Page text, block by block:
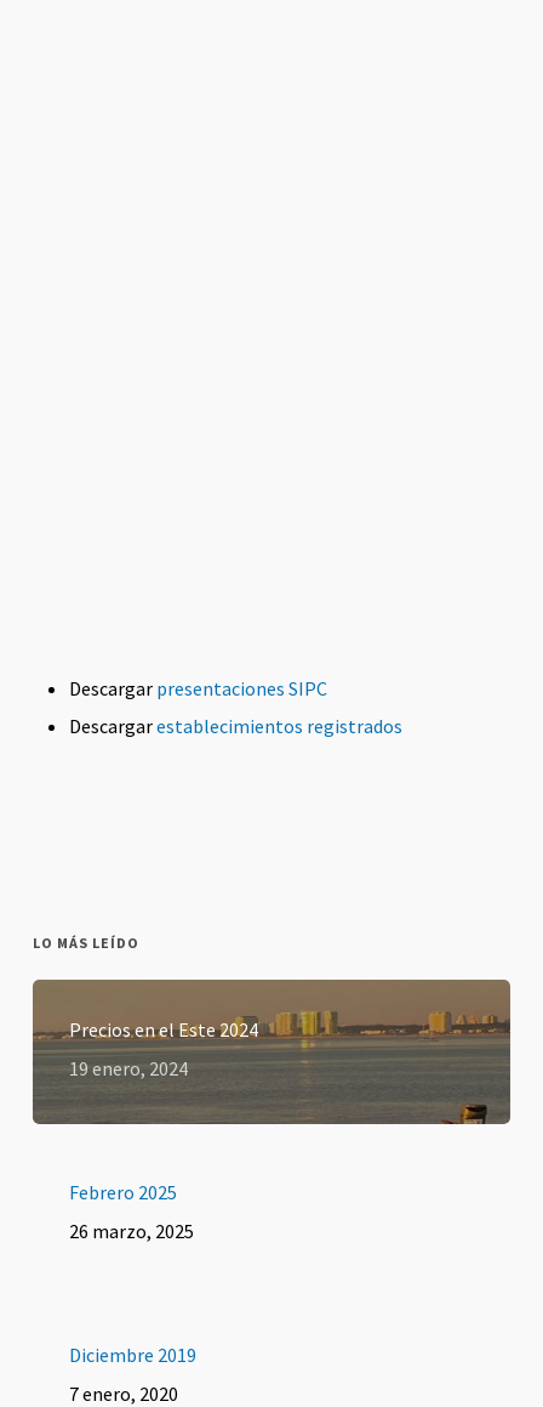
Descargar presentaciones SIPC
Descargarestablecimientos registrados
LO MÁS LEÍDO
Precios en el Este 2024
19 enero, 2024
Febrero 2025
26 marzo, 2025
Diciembre 2019
7 enero, 2020